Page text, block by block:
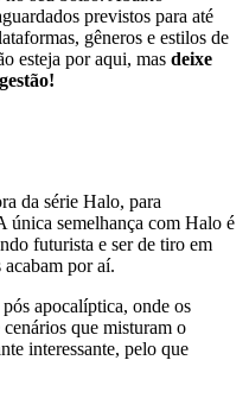
previstos para até
gêneros e estilos de
esteja por aqui, mas deixe
da série Halo, para
única semelhança com Halo é
futurista e ser de tiro em
acabam por aí.
apocalíptica, onde os
que misturam o
interessante, pelo que